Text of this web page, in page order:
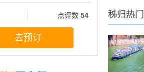
点评数 54
去预订
秭归 热